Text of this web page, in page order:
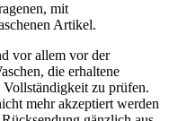
mit
Artikel.
vor allem vor der
die erhaltene
zu prüfen.
mehr akzeptiert werden